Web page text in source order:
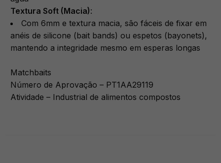
​Textura Soft (Macia):
Com 6mm e textura macia, são fáceis de fixar em
anéis de silicone (bait bands) ou espetos (bayonets),
mantendo a integridade mesmo em esperas longas
Matchbaits
Número de Aprovação – PT1AA29119
Atividade – Industrial de alimentos compostos